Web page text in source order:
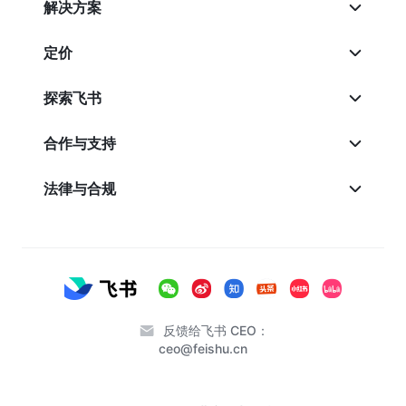
解决方案
定价
探索飞书
合作与支持
法律与合规
反馈给飞书 CEO：
ceo@feishu.cn